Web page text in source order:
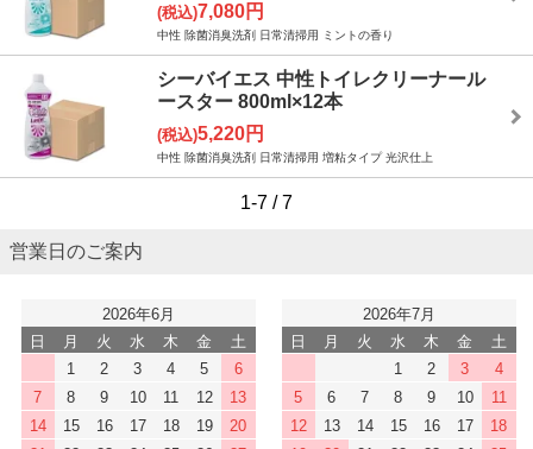
(税込)7,080円
中性 除菌消臭洗剤 日常清掃用 ミントの香り
シーバイエス 中性トイレクリーナール
ースター 800ml×12本
(税込)5,220円
中性 除菌消臭洗剤 日常清掃用 増粘タイプ 光沢仕上
1-7 / 7
営業日のご案内
2026年6月
日
月 火 水 木 金
土
1
2 3 4 5
6
7
8 9 10 11 12
13
14
15 16 17 18 19
20
2026年7月
日
月 火 水 木 金
土
1
2 3
4
5
6 7 8 9 10
11
12
13 14 15 16 17
18